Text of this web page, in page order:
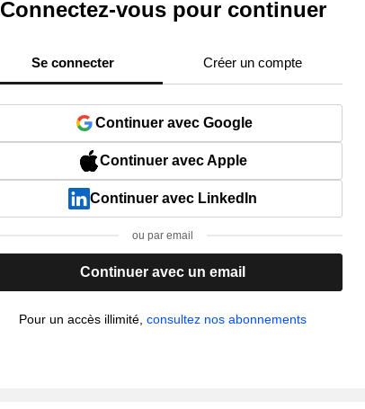
Connectez-vous pour continuer
Se connecter Créer un compte
Continuer avec Google
Continuer avec Apple
Continuer avec LinkedIn
ou par email
Continuer avec un email
Pour un accès illimité,consultez nos abonnements